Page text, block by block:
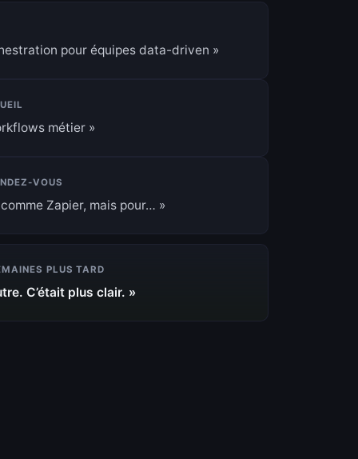
pour équipes data-driven
métier
VOUS
Zapier, mais pour…
PLUS TARD
C’était plus clair.